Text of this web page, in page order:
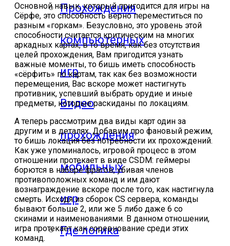
Прохождения
компьютерных
игр
Видео
прохождения
мобильных
игр
Где логика
Основной навык, который пригодится для игры на
Сёрфе, это способность верно переместиться по
разным «горкам». Безусловно, это уровень этой
способности считается критическим на многих
аркадных картах, в то время, как без отсутствия
целей прохождения, Вам пригодится узнать
важные моменты, то бишь иметь способность
«сёрфить» по картам, так как без возможности
перемещения, Вас вскоре может настигнуть
противник, успевший выбрать орудие и иные
предметы, которые раскиданы по локациям.
А теперь рассмотрим два виды карт один за
другим и в деталях. Добавим про фановый режим,
то бишь локация без потребности их прохождений.
Как уже упоминалось, игровой процесс в этом
отношении протекает в виде CSDM: геймеры
борются в наборе фрагов, убивая членов
противоположных команд и им дают
вознаграждение вскоре после того, как настигнула
смерть. Исходя из сборок CS сервера, команды
бывают больше 2, или же 5 либо даже 6 со
скинами и наименованиями. В данном отношении,
игра протекает как соревнование среди этих
команд.